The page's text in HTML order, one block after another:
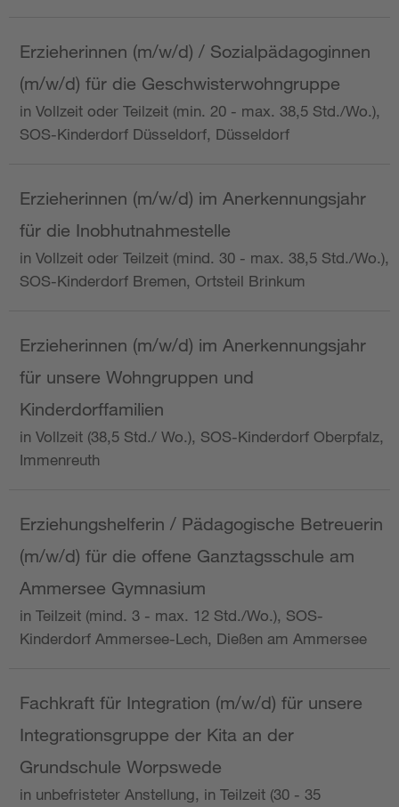
Erzieherinnen (m/w/d) / Sozialpädagoginnen
(m/w/d) für die Geschwisterwohngruppe
in Vollzeit oder Teilzeit (min. 20 - max. 38,5 Std./Wo.),
SOS-Kinderdorf Düsseldorf, Düsseldorf
Erzieherinnen (m/w/d) im Anerkennungsjahr
für die Inobhutnahmestelle
in Vollzeit oder Teilzeit (mind. 30 - max. 38,5 Std./Wo.),
SOS-Kinderdorf Bremen, Ortsteil Brinkum
Erzieherinnen (m/w/d) im Anerkennungsjahr
für unsere Wohngruppen und
Kinderdorffamilien
in Vollzeit (38,5 Std./ Wo.), SOS-Kinderdorf Oberpfalz,
Immenreuth
Erziehungshelferin / Pädagogische Betreuerin
(m/w/d) für die offene Ganztagsschule am
Ammersee Gymnasium
in Teilzeit (mind. 3 - max. 12 Std./Wo.), SOS-
Kinderdorf Ammersee-Lech, Dießen am Ammersee
Fachkraft für Integration (m/w/d) für unsere
Integrationsgruppe der Kita an der
Grundschule Worpswede
in unbefristeter Anstellung, in Teilzeit (30 - 35